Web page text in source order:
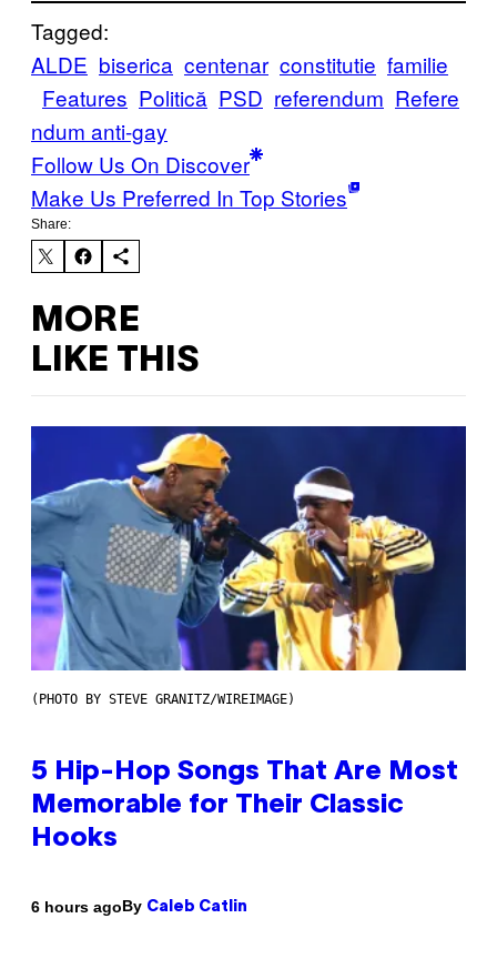
Tagged:
ALDE biserica centenar constitutie familie
Features Politică PSD referendum Refere
ndum anti-gay
Follow Us On Discover
Make Us Preferred In Top Stories
Share:
MORE
LIKE THIS
(PHOTO BY STEVE GRANITZ/WIREIMAGE)
5 Hip-Hop Songs That Are Most
Memorable for Their Classic
Hooks
6 hours agoBy Caleb Catlin